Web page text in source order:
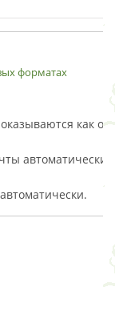
форматах
как
автоматически